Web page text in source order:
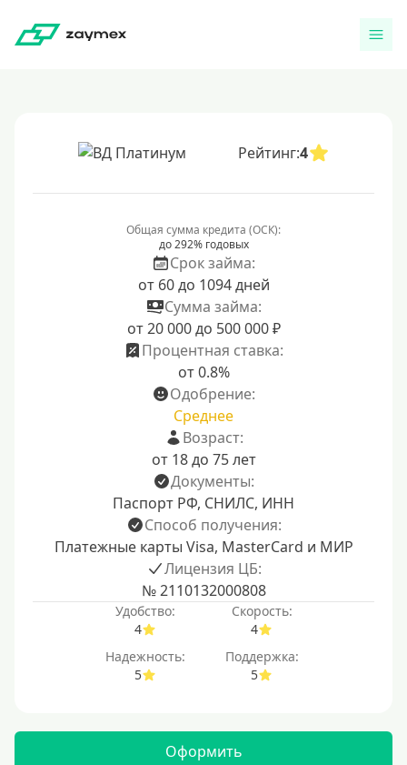
Рейтинг:4
Общая сумма кредита (ОСК):
до 292% годовых
Срок займа:
от 60 до 1094 дней
Сумма займа:
от 20 000 до 500 000 ₽
Процентная ставка:
от 0.8%
Одобрение:
Среднее
Возраст:
от 18 до 75 лет
Документы:
Паспорт РФ, СНИЛС, ИНН
Способ получения:
Платежные карты Visa, MasterCard и МИР
Лицензия ЦБ:
№ 2110132000808
Удобство:
4
Скорость:
4
Надежность:
5
Поддержка:
5
Оформить